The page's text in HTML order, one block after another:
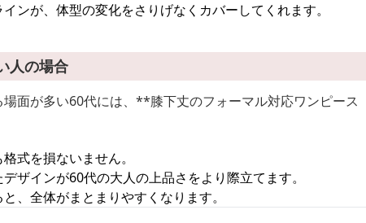
ンが、体型の変化をさりげなくカバーしてくれます。
人の場合
面が多い60代には、**膝下丈のフォーマル対応ワンピース
式を損ないません。
ザインが60代の大人の上品さをより際立てます。
、全体がまとまりやすくなります。